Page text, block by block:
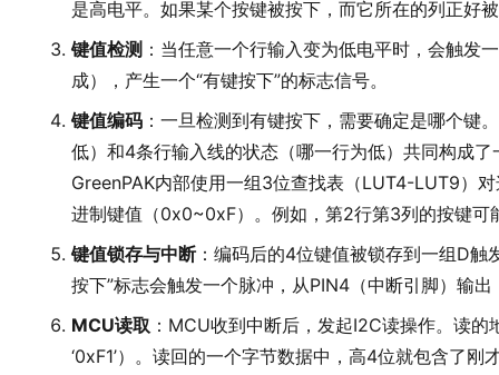
是高电平。如果某个按键被按下，而它所在的列正好
键值检测 ：当任意一个行输入变为低电平时，会触发
成），产生一个“有键按下”的标志信号。
键值编码 ：一旦检测到有键按下，需要确定是哪个键
低）和4条行输入线的状态（哪一行为低）共同构成
GreenPAK内部使用一组3位查找表（LUT4-LUT9）
进制键值（0x0~0xF）。例如，第2行第3列的按键可
键值锁存与中断：编码后的4位键值被锁存到一组D触
按下”标志会触发一个脉冲，从PIN4（中断引脚）输
MCU读取 ：MCU收到中断后，发起I2C读操作。读
‘0xF1’）。读回的一个字节数据中，高4位就包含了